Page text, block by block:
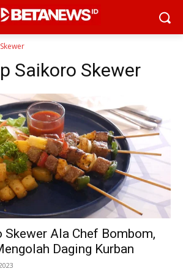
Saikoro Skewer
Skewer Ala Chef Bombom,
Daging Kurban